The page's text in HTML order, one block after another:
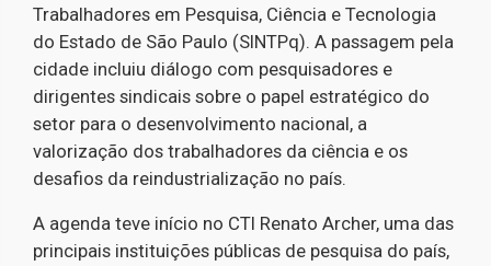
Trabalhadores em Pesquisa, Ciência e Tecnologia
do Estado de São Paulo (SINTPq). A passagem pela
cidade incluiu diálogo com pesquisadores e
dirigentes sindicais sobre o papel estratégico do
setor para o desenvolvimento nacional, a
valorização dos trabalhadores da ciência e os
desafios da reindustrialização no país.
A agenda teve início no CTI Renato Archer, uma das
principais instituições públicas de pesquisa do país,